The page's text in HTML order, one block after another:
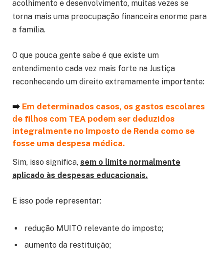
acolhimento e desenvolvimento, muitas vezes se
torna mais uma preocupação financeira enorme para
a família.
O que pouca gente sabe é que existe um
entendimento cada vez mais forte na Justiça
reconhecendo um direito extremamente importante:
➡️ Em determinados casos, os gastos escolares
de filhos com TEA podem ser deduzidos
integralmente no Imposto de Renda como se
fosse uma despesa médica.
Sim, isso significa, sem o limite normalmente
aplicado às despesas educacionais.
E isso pode representar:
redução MUITO relevante do imposto;
aumento da restituição;